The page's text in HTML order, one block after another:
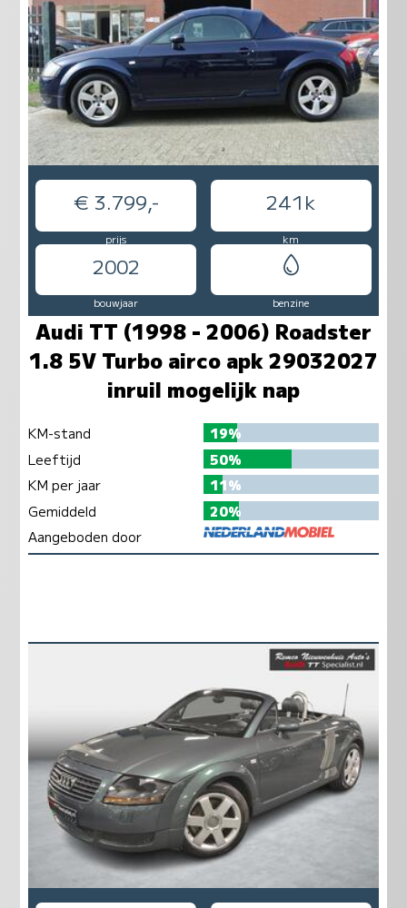
€ 3.799,- 241k
prijs km
2002
bouwjaar benzine
Audi TT (1998 - 2006) Roadster
1.8 5V Turbo airco apk 29032027
inruil mogelijk nap
KM-stand
19%
Leeftijd
50%
KM per jaar
11%
Gemiddeld
20%
Aangeboden door